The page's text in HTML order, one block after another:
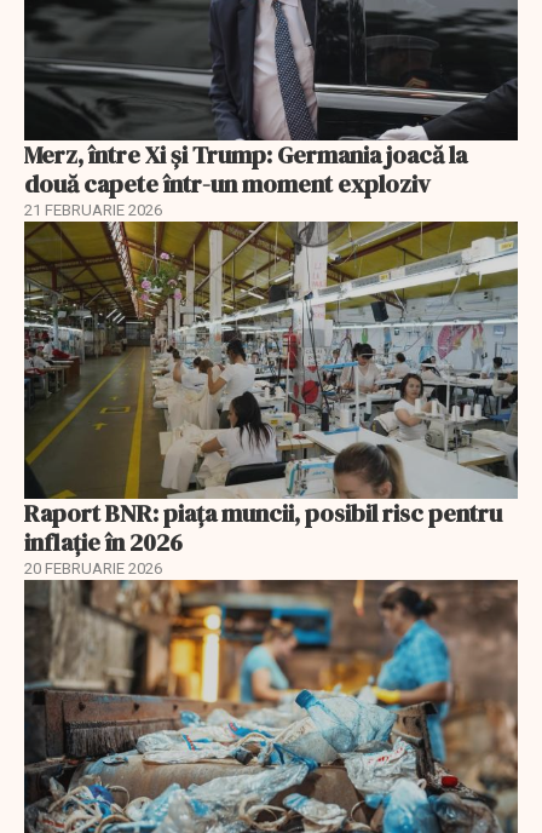
Merz, între Xi și Trump: Germania joacă la
două capete într-un moment exploziv
21 FEBRUARIE 2026
Raport BNR: piața muncii, posibil risc pentru
inflație în 2026
20 FEBRUARIE 2026